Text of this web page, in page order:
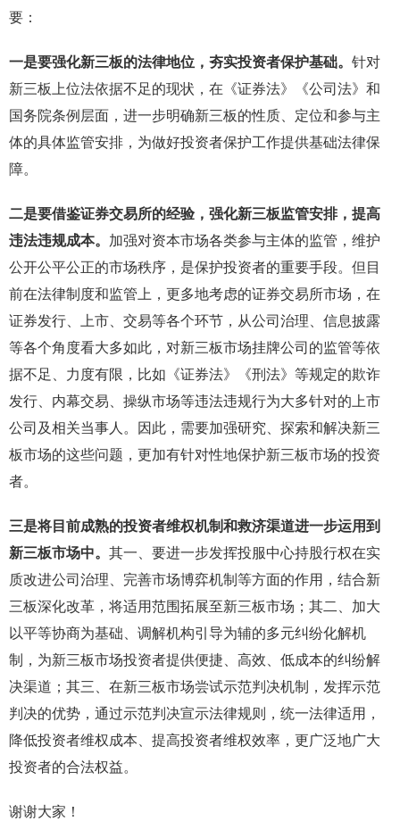
要：
一是要强化新三板的法律地位，夯实投资者保护基础。 针对
新三板上位法依据不足的现状，在《证券法》《公司法》和
国务院条例层面，进一步明确新三板的性质、定位和参与主
体的具体监管安排，为做好投资者保护工作提供基础法律保
障。
二是要借鉴证券交易所的经验，强化新三板监管安排，提高
违法违规成本。 加强对资本市场各类参与主体的监管，维护
公开公平公正的市场秩序，是保护投资者的重要手段。但目
前在法律制度和监管上，更多地考虑的证券交易所市场，在
证券发行、上市、交易等各个环节，从公司治理、信息披露
等各个角度看大多如此，对新三板市场挂牌公司的监管等依
据不足、力度有限，比如《证券法》《刑法》等规定的欺诈
发行、内幕交易、操纵市场等违法违规行为大多针对的上市
公司及相关当事人。因此，需要加强研究、探索和解决新三
板市场的这些问题，更加有针对性地保护新三板市场的投资
者。
三是将目前成熟的投资者维权机制和救济渠道进一步运用到
新三板市场中。 其一、要进一步发挥投服中心持股行权在实
质改进公司治理、完善市场博弈机制等方面的作用，结合新
三板深化改革，将适用范围拓展至新三板市场；其二、加大
以平等协商为基础、调解机构引导为辅的多元纠纷化解机
制，为新三板市场投资者提供便捷、高效、低成本的纠纷解
决渠道；其三、在新三板市场尝试示范判决机制，发挥示范
判决的优势，通过示范判决宣示法律规则，统一法律适用，
降低投资者维权成本、提高投资者维权效率，更广泛地广大
投资者的合法权益。
谢谢大家！